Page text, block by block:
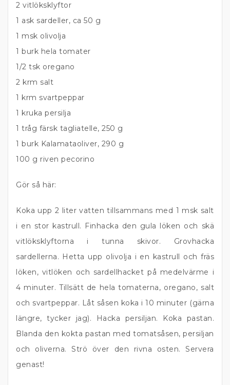
2 vitlöksklyftor
1 ask sardeller, ca 50 g
1 msk olivolja
1 burk hela tomater
1/2 tsk oregano
2 krm salt
1 krm svartpeppar
1 kruka persilja
1 tråg färsk tagliatelle, 250 g
1 burk Kalamataoliver, 290 g
100 g riven pecorino
Gör så här:
Koka upp 2 liter vatten tillsammans med 1 msk salt
i en stor kastrull. Finhacka den gula löken och skä
vitlöksklyftorna i tunna skivor. Grovhacka
sardellerna. Hetta upp olivolja i en kastrull och fräs
löken, vitlöken och sardellhacket på medelvärme i
4 minuter. Tillsätt de hela tomaterna, oregano, salt
och svartpeppar. Låt såsen koka i 10 minuter (gärna
längre, tycker jag). Hacka persiljan. Koka pastan.
Blanda den kokta pastan med tomatsåsen, persiljan
och oliverna. Strö över den rivna osten. Servera
genast!